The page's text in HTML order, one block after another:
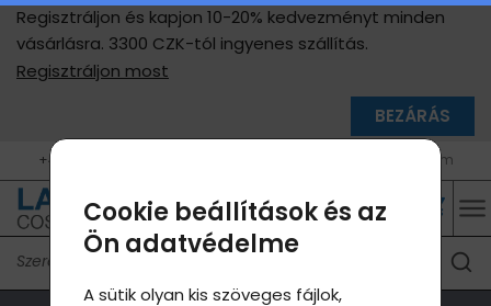
Regisztráljon és kapjon 10-20% kedvezményt minden
vásárlásra. 3300 CZK-tól ingyenes szállítás.
Regisztráljon most
BEZÁRÁS
+420 604 400 755 (9 - 17 h, H - P) info@lavycosmetics.com
Cookie beállítások és az
Ön adatvédelme
A sütik olyan kis szöveges fájlok,